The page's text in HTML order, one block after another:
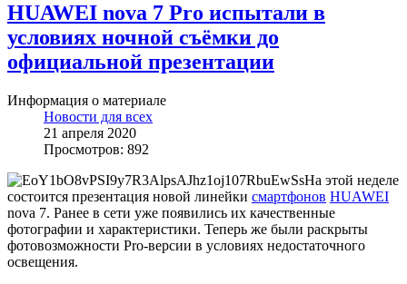
HUAWEI nova 7 Pro испытали в
условиях ночной съёмки до
официальной презентации
Информация о материале
Новости для всех
21 апреля 2020
Просмотров: 892
На этой неделе
состоится презентация новой линейки смартфонов HUAWEI
nova 7. Ранее в сети уже появились их качественные
фотографии и характеристики. Теперь же были раскрыты
фотовозможности Pro-версии в условиях недостаточного
освещения.